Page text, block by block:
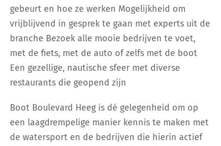
gebeurt en hoe ze werken Mogelijkheid om
vrijblijvend in gesprek te gaan met experts uit de
branche Bezoek alle mooie bedrijven te voet,
met de fiets, met de auto of zelfs met de boot
Een gezellige, nautische sfeer met diverse
restaurants die geopend zijn
Boot Boulevard Heeg is dé gelegenheid om op
een laagdrempelige manier kennis te maken met
de watersport en de bedrijven die hierin actief